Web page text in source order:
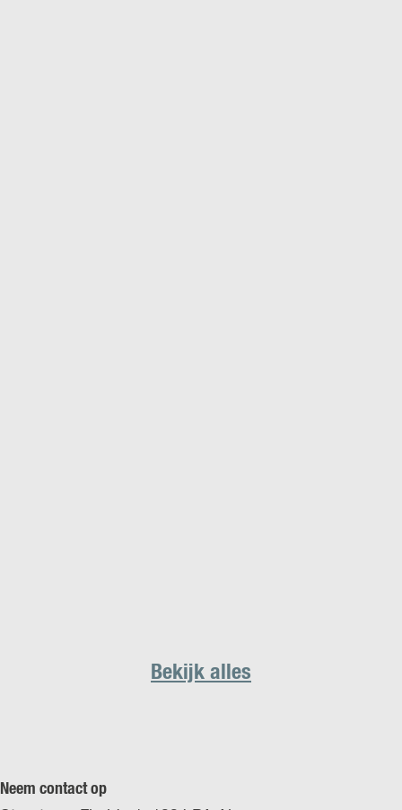
Bekijk alles
Neem contact op